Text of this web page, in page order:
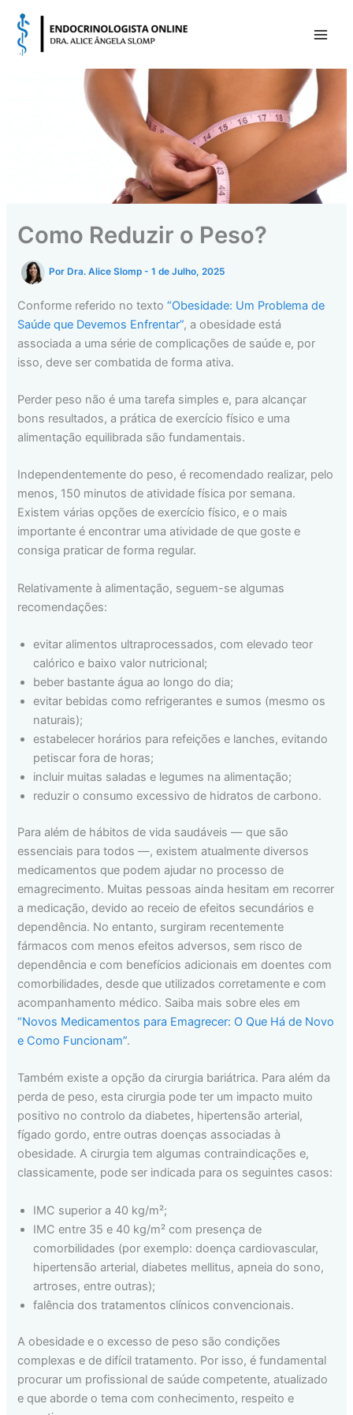
content
Como Reduzir o Peso?
Por Dra. Alice Slomp-1 de Julho, 2025
Conforme referido no texto“Obesidade: Um Problema de
Saúde que Devemos Enfrentar”, a obesidade está
associada a uma série de complicações de saúde e, por
isso, deve ser combatida de forma ativa.
Perder peso não é uma tarefa simples e, para alcançar
bons resultados, a prática de exercício físico e uma
alimentação equilibrada são fundamentais.
Independentemente do peso, é recomendado realizar, pelo
menos, 150 minutos de atividade física por semana.
Existem várias opções de exercício físico, e o mais
importante é encontrar uma atividade de que goste e
consiga praticar de forma regular.
Relativamente à alimentação, seguem-se algumas
recomendações:
evitar alimentos ultraprocessados, com elevado teor
calórico e baixo valor nutricional;
beber bastante água ao longo do dia;
evitar bebidas como refrigerantes e sumos (mesmo os
naturais);
estabelecer horários para refeições e lanches, evitando
petiscar fora de horas;
incluir muitas saladas e legumes na alimentação;
reduzir o consumo excessivo de hidratos de carbono.
Para além de hábitos de vida saudáveis — que são
essenciais para todos —, existem atualmente diversos
medicamentos que podem ajudar no processo de
emagrecimento. Muitas pessoas ainda hesitam em recorrer
a medicação, devido ao receio de efeitos secundários e
dependência. No entanto, surgiram recentemente
fármacos com menos efeitos adversos, sem risco de
dependência e com benefícios adicionais em doentes com
comorbilidades, desde que utilizados corretamente e com
acompanhamento médico. Saiba mais sobre eles em
“Novos Medicamentos para Emagrecer: O Que Há de Novo
e Como Funcionam”.
Também existe a opção da cirurgia bariátrica. Para além da
perda de peso, esta cirurgia pode ter um impacto muito
positivo no controlo da diabetes, hipertensão arterial,
fígado gordo, entre outras doenças associadas à
obesidade. A cirurgia tem algumas contraindicações e,
classicamente, pode ser indicada para os seguintes casos:
IMC superior a 40 kg/m²;
IMC entre 35 e 40 kg/m² com presença de
comorbilidades (por exemplo: doença cardiovascular,
hipertensão arterial, diabetes mellitus, apneia do sono,
artroses, entre outras);
falência dos tratamentos clínicos convencionais.
A obesidade e o excesso de peso são condições
complexas e de difícil tratamento. Por isso, é fundamental
procurar um profissional de saúde competente, atualizado
e que aborde o tema com conhecimento, respeito e